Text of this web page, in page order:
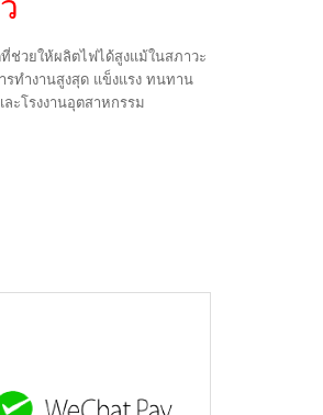
ช่วยให้ผลิตไฟได้สูงแม้ในสภาวะ
รทำงานสูงสุด แข็งแรง ทนทาน
ะโรงงานอุตสาหกรรม